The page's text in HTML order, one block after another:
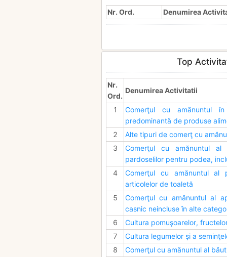
Nr. Ord. Denumirea
Top
Nr.
Ord.
Denumirea Activitatii
1
Comerţul cu amănuntul
predominantă de produse
2
Alte tipuri de comerţ cu
3
Comerţul cu amănuntul
pardoselilor pentru podea,
4
Comerţul cu amănuntul al
articolelor de toaletă
5
Comerţul cu amănuntul al
casnic neincluse în alte
6
Cultura pomuşoarelor,
7
Cultura legumelor şi a
8
Comerţul cu amănuntul al